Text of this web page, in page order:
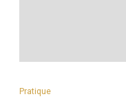
Pratique